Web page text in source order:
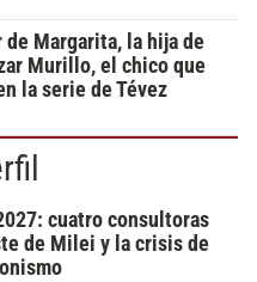
de Margarita, la hija de
Murillo, el chico que
la serie de Tévez
cuatro consultoras
de Milei y la crisis de